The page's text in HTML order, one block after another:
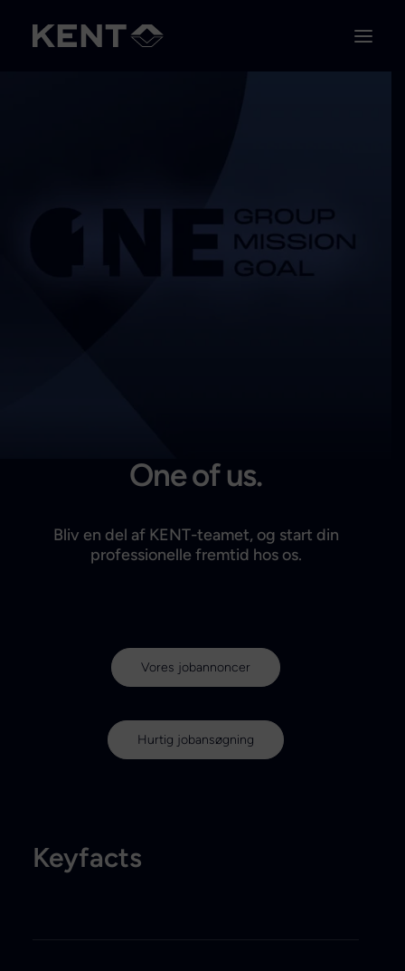
One of us.
Bliv en del af KENT-teamet, og start din
professionelle fremtid hos os.
Vores jobannoncer
Hurtig jobansøgning
Keyfacts